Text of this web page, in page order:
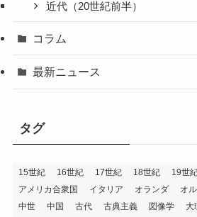
近代（20世紀前半）
コラム
最新ニュース
タグ
15世紀 16世紀 17世紀 18世紀 19世
アメリカ合衆国
イタリア オランダ オ
中世
中国 古代 古典主義 図像学 大